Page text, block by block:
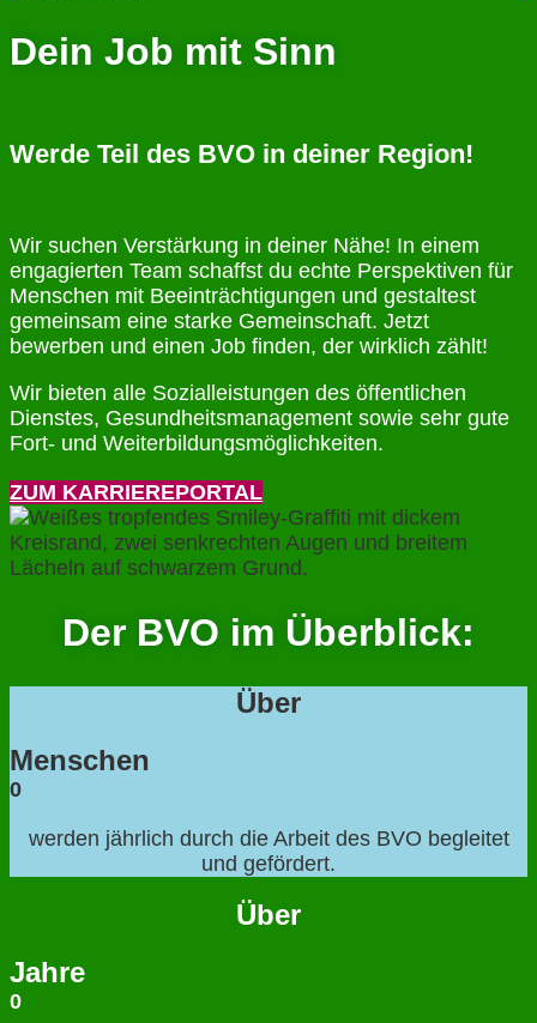
Dein Job mit Sinn
Werde Teil des BVO in deiner Region!
Wir suchen Verstärkung in deiner Nähe! In einem
engagierten Team schaffst du echte Perspektiven für
Menschen mit Beeinträchtigungen und gestaltest
gemeinsam eine starke Gemeinschaft. Jetzt
bewerben und einen Job finden, der wirklich zählt!
Wir bieten alle Sozialleistungen des öffentlichen
Dienstes, Gesundheitsmanagement sowie sehr gute
Fort- und Weiterbildungsmöglichkeiten.
ZUM KARRIEREPORTAL
Der BVO im Überblick:
Über
Menschen
0
werden jährlich durch die Arbeit des BVO begleitet
und gefördert.
Über
Jahre
0